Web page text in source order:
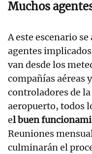
Muchos
A este escenario
agentes
van desde los
compañías aéreas
controladores de
aeropuerto, todos
el buen
Reuniones
culminarán el